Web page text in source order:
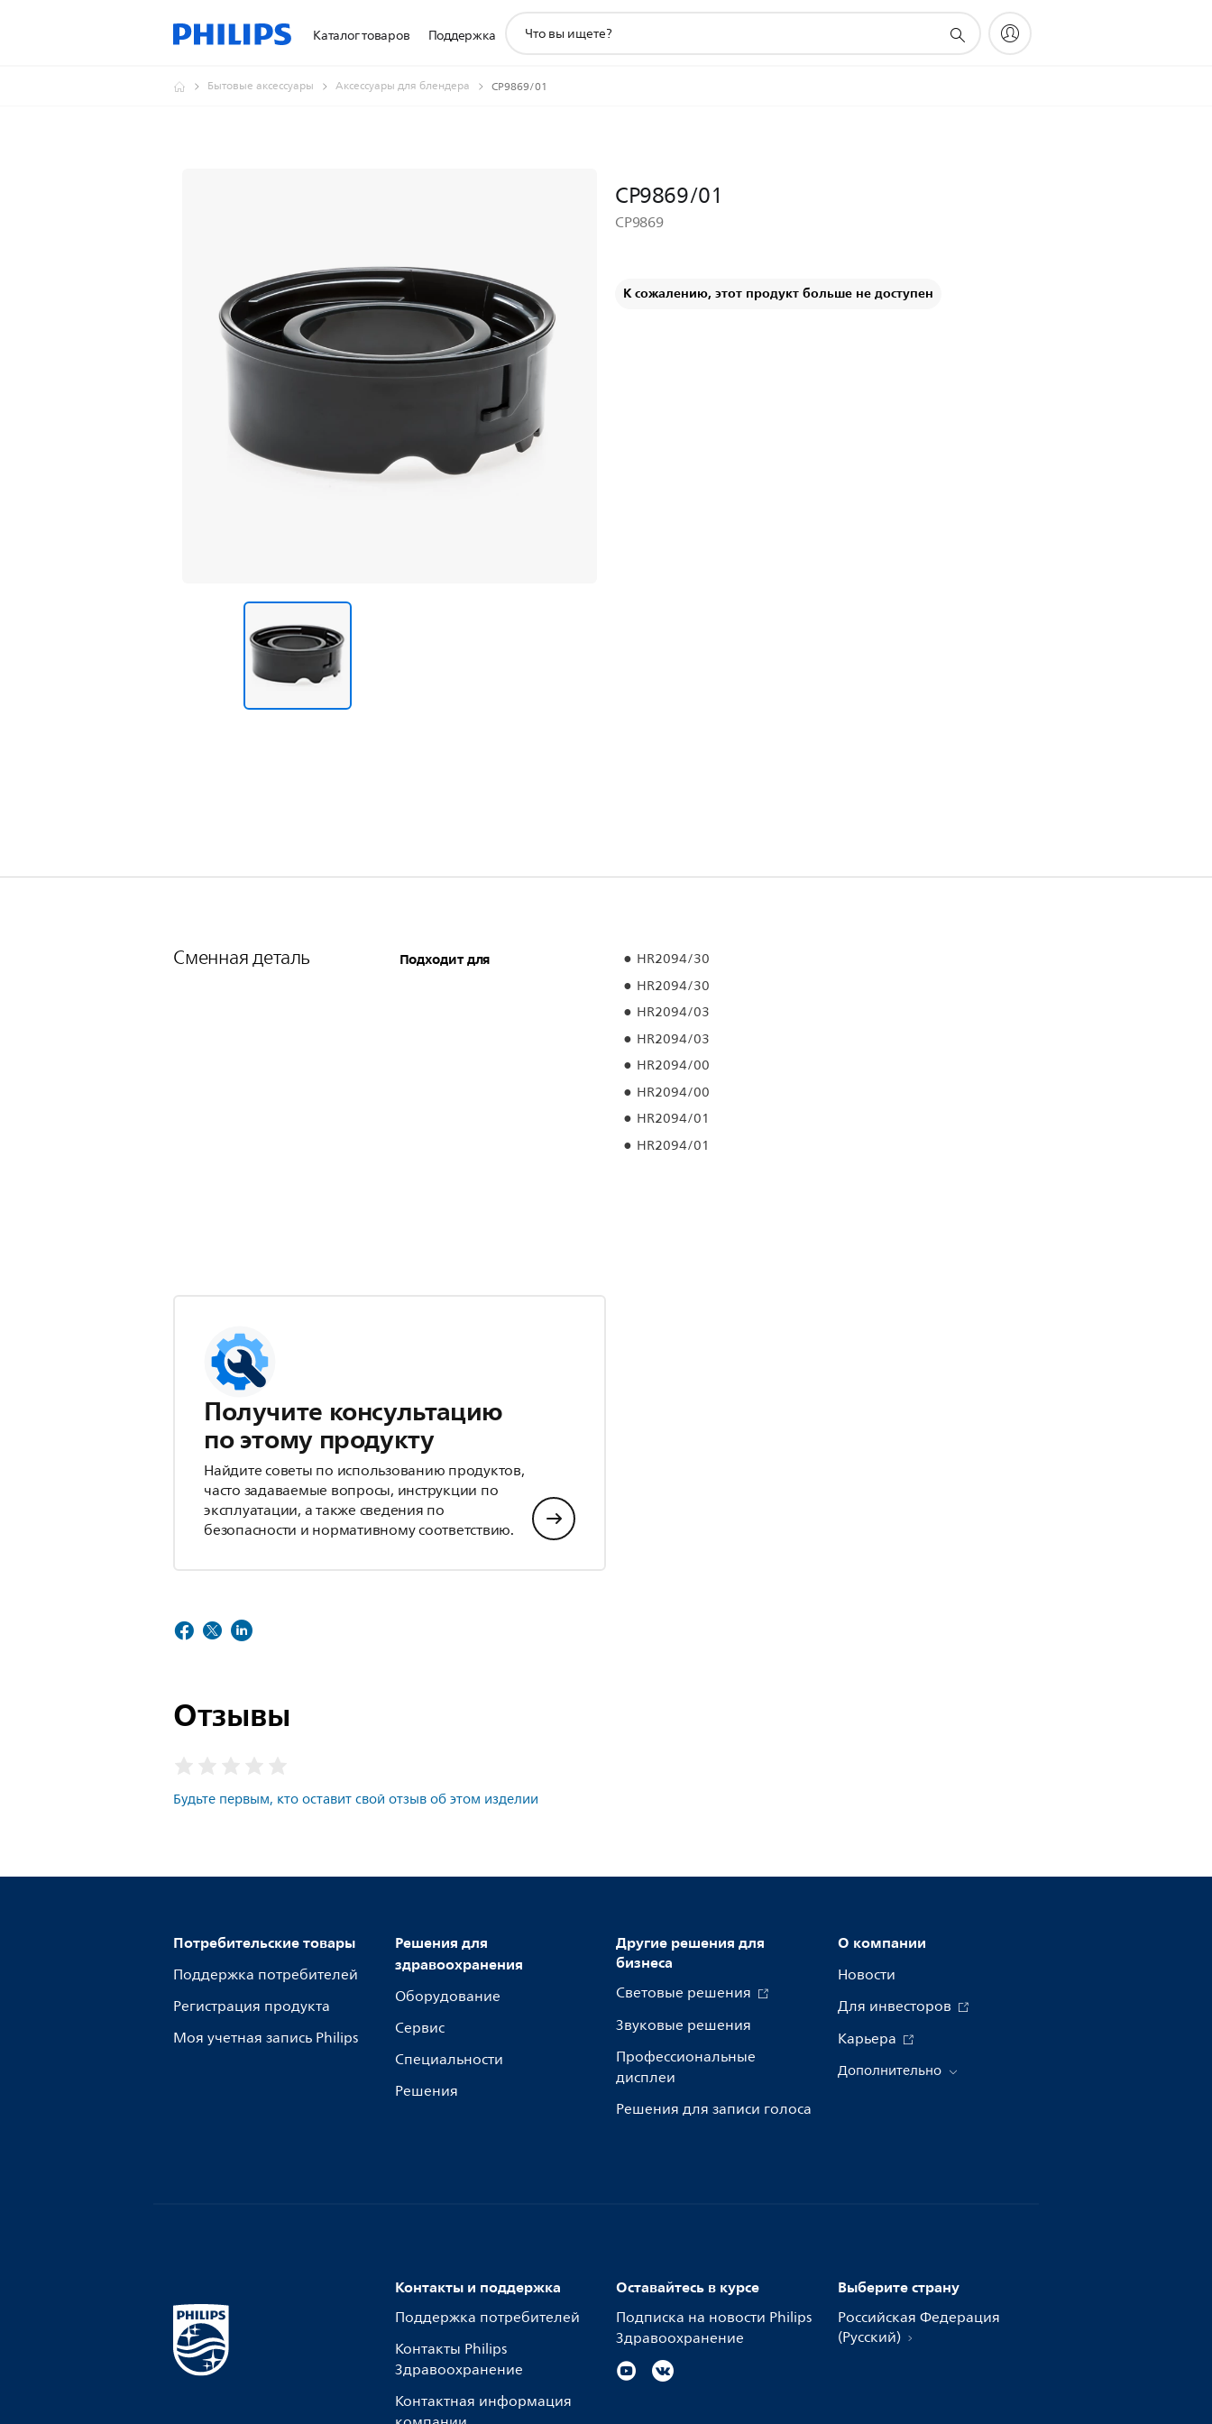
Каталог товаров Поддержка
поддержки
Бытовые аксессуары Аксессуары для блендера CP9869/01
CP9869/01
CP9869
К сожалению, этот продукт больше не доступен
Сменная деталь Подходит для
HR2094/30
HR2094/30
HR2094/03
HR2094/03
HR2094/00
HR2094/00
HR2094/01
HR2094/01
Получите консультацию
по этому продукту
Найдите советы по использованию продуктов,
часто задаваемые вопросы, инструкции по
эксплуатации, а также сведения по
безопасности и нормативному соответствию.
Отзывы
Будьте первым, кто оставит свой отзыв об этом изделии
Потребительские товары
Поддержка потребителей
Регистрация продукта
Моя учетная запись Philips
Решения для
здравоохранения
Оборудование
Сервис
Специальности
Решения
Другие решения для
бизнеса
Световые решения
Звуковые решения
Профессиональные
дисплеи
Решения для записи голоса
О компании
Новости
Для инвесторов
Карьера
Дополнительно
Контакты и поддержка
Поддержка потребителей
Контакты Philips
Здравоохранение
Контактная информация
Оставайтесь в курсе
Подписка на новости Philips
Здравоохранение
Выберите страну
Российская Федерация
(Русский)